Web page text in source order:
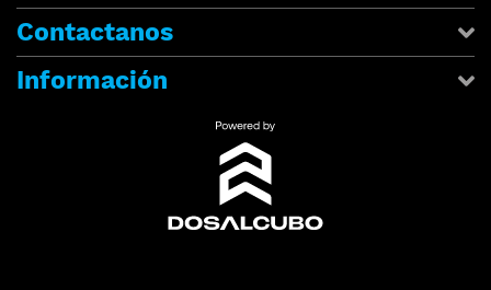
Contactanos
Información